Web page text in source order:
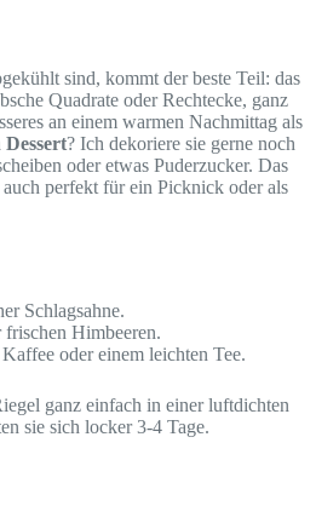
sind, kommt der beste Teil: das
Quadrate oder Rechtecke, ganz
an einem warmen Nachmittag als
? Ich dekoriere sie gerne noch
oder etwas Puderzucker. Das
perfekt für ein Picknick oder als
Schlagsahne.
frischen Himbeeren.
oder einem leichten Tee.
ganz einfach in einer luftdichten
sie sich locker 3-4 Tage.